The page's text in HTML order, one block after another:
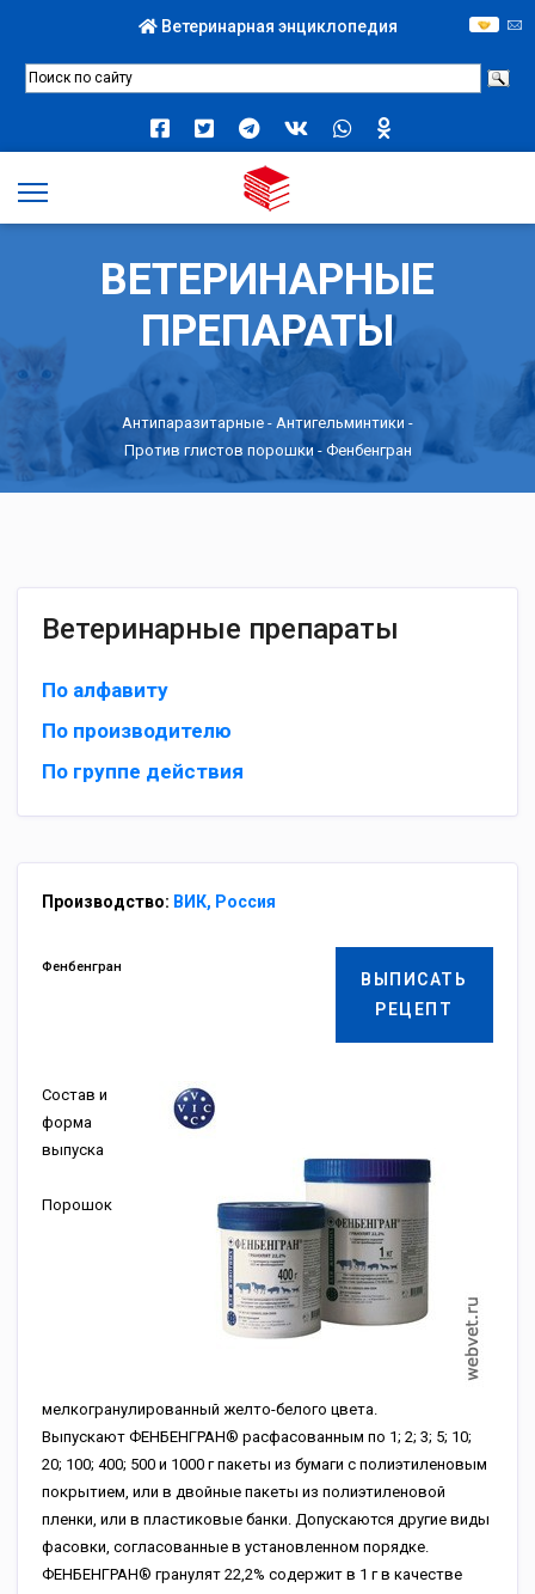
Ветеринарная энциклопедия
ВЕТЕРИНАРНЫЕ
ПРЕПАРАТЫ
Антипаразитарные - Антигельминтики -
Против глистов порошки - Фенбенгран
Ветеринарные препараты
По алфавиту
По производителю
По группе действия
Производство: ВИК, Россия
ВЫПИСАТЬ
РЕЦЕПТ
Фенбенгран
Состав и
форма
выпуска
Порошок
мелкогранулированный желто-белого цвета.
Выпускают ФЕНБЕНГРАН® расфасованным по 1; 2; 3; 5; 10;
20; 100; 400; 500 и 1000 г пакеты из бумаги с полиэтиленовым
покрытием, или в двойные пакеты из полиэтиленовой
пленки, или в пластиковые банки. Допускаются другие виды
фасовки, согласованные в установленном порядке.
ФЕНБЕНГРАН® гранулят 22,2% содержит в 1 г в качестве